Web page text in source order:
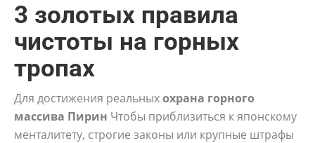
3 золотых правила
чистоты на горных
тропах
Для достижения реальныхохрана горного
массива Пирин Чтобы приблизиться к японскому
менталитету, строгие законы или крупные штрафы